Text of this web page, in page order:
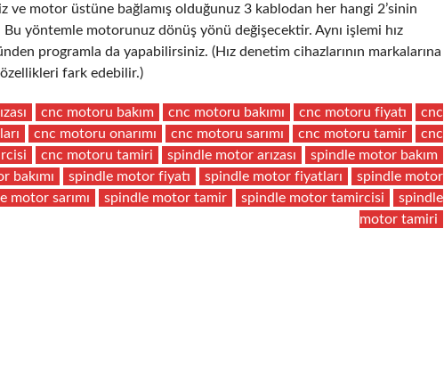
ve motor üstüne bağlamış olduğunuz 3 kablodan her hangi 2’sinin
yöntemle motorunuz dönüş yönü değişecektir. Aynı işlemi hız
programla da yapabilirsiniz. (Hız denetim cihazlarının markalarına
fark edebilir.)
cnc motoru bakım cnc motoru bakımı cnc motoru fiyatı
cnc
cnc motoru onarımı cnc motoru sarımı cnc motoru tamir
cnc
cnc motoru tamiri spindle motor arızası
spindle motor bakım
bakımı
spindle motor fiyatı spindle motor fiyatları
spindle motor
motor sarımı spindle motor tamir spindle motor tamircisi
spindle
motor tamiri